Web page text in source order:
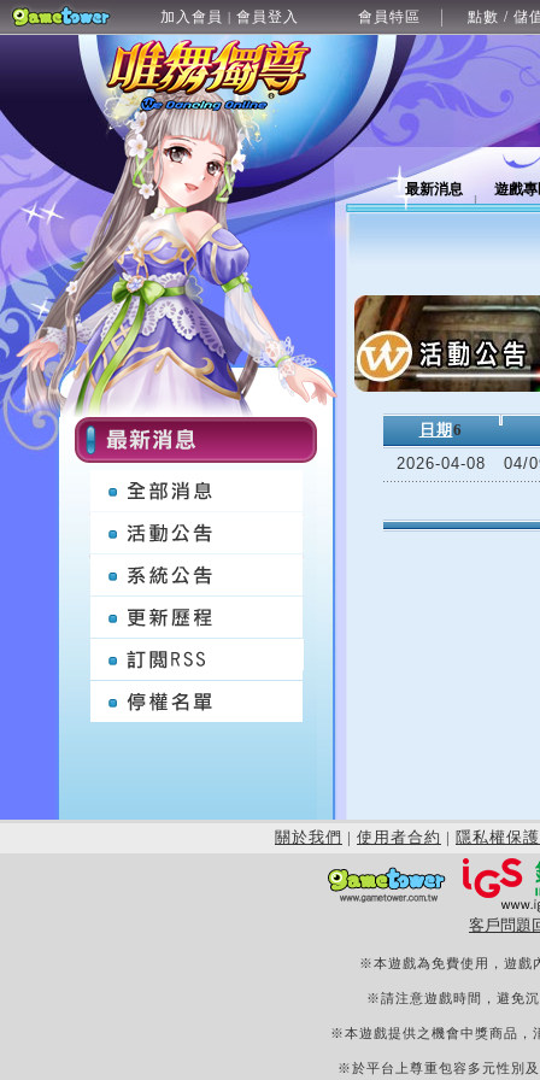
加入會員 | 會員登入 會員特區 點數 / 儲
最新消息 遊戲
日期 6
2026-04-08
04/
關於我們 | 使用者合約 | 隱私權保護
客戶問題
※本遊戲為免費使用，遊戲
※請注意遊戲時間，避免
※本遊戲提供之機會中獎商品，
※於平台上尊重包容多元性別